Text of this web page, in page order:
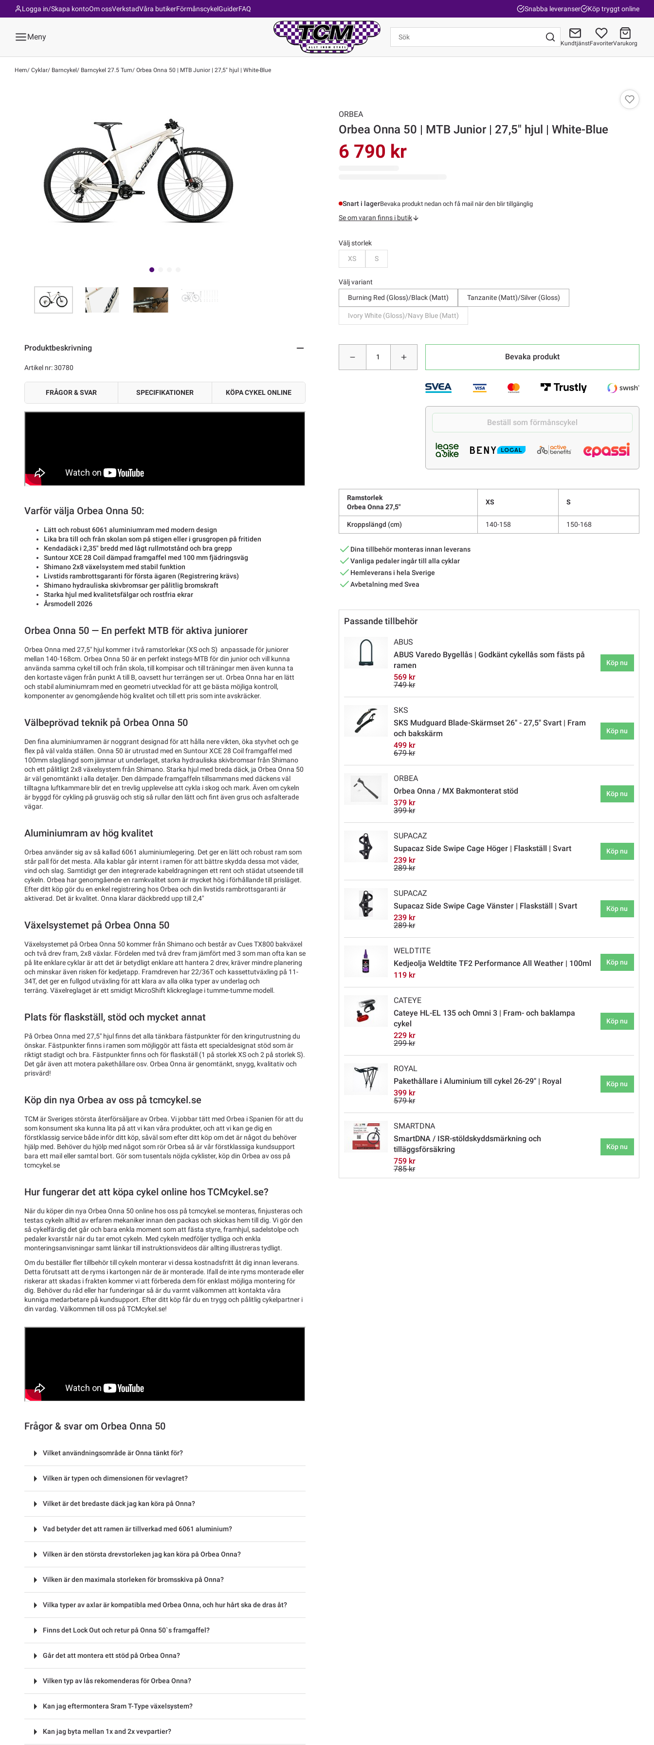
Om ossVerkstadVåra butikerFörmånscykelGuiderFAQ
Logga in/Skapa konto Snabba leveranser Köp tryggt online
Meny
KundtjänstFavoriterVarukorg
Hem Cyklar Barncykel Barncykel 27.5 Tum Orbea Onna 50 | MTB Junior | 27,5" hjul | White-Blue
Produktbeskrivning
Artikel nr: 30780
FRÅGOR & SVAR SPECIFIKATIONER KÖPA CYKEL ONLINE
Varför välja Orbea Onna 50:
Lätt och robust 6061 aluminiumram med modern design
Lika bra till och från skolan som på stigen eller i grusgropen på fritiden
Kendadäck i 2,35" bredd med lågt rullmotstånd och bra grepp
Suntour XCE 28 Coil dämpad framgaffel med 100 mm fjädringsväg
Shimano 2x8 växelsystem med stabil funktion
Livstids rambrottsgaranti för första ägaren (Registrering krävs)
Shimano hydrauliska skivbromsar ger pålitlig bromskraft
Starka hjul med kvalitetsfälgar och rostfria ekrar
Årsmodell 2026
Orbea Onna 50 — En perfekt MTB för aktiva juniorer
Orbea Onna med 27,5" hjul kommer i två ramstorlekar (XS och S) anpassade för juniorer
mellan 140-168cm. Orbea Onna 50 är en perfekt instegs-MTB för din junior och vill kunna
använda samma cykel till och från skola, till kompisar och till träningar men även kunna ta
den kortaste vägen från punkt A till B, oavsett hur terrängen ser ut. Orbea Onna har en lätt
och stabil aluminiumram med en geometri utvecklad för att ge bästa möjliga kontroll,
komponenter av genomgående hög kvalitet och till ett pris som inte avskräcker.
Välbeprövad teknik på Orbea Onna 50
Den fina aluminiumramen är noggrant designad för att hålla nere vikten, öka styvhet och ge
flex på väl valda ställen. Onna 50 är utrustad med en Suntour XCE 28 Coil framgaffel med
100mm slaglängd som jämnar ut underlaget, starka hydrauliska skivbromsar från Shimano
och ett pålitligt 2x8 växelsystem från Shimano. Starka hjul med breda däck, ja Orbea Onna 50
är väl genomtänkt i alla detaljer. Den dämpade framgaffeln tillsammans med däckens väl
tilltagna luftkammare blir det en trevlig upplevelse att cykla i skog och mark. Även om cykeln
är byggd för cykling på grusväg och stig så rullar den lätt och fint även grus och asfalterade
vägar.
Aluminiumram av hög kvalitet
Orbea använder sig av så kallad 6061 aluminiumlegering. Det ger en lätt och robust ram som
står pall för det mesta. Alla kablar går internt i ramen för att bättre skydda dessa mot väder,
vind och slag. Samtidigt ger den integrerade kabeldragningen ett rent och städat utseende till
cykeln. Orbea har genomgående en ramkvalitet som är mycket hög i förhållande till prisläget.
Efter ditt köp gör du en enkel registrering hos Orbea och din livstids rambrottsgaranti är
aktiverad. Det är kvalitet. Onna klarar däckbredd upp till 2,4"
Växelsystemet på Orbea Onna 50
Växelsystemet på Orbea Onna 50 kommer från Shimano och består av Cues TX800 bakväxel
och två drev fram, 2x8 växlar. Fördelen med två drev fram jämfört med 3 som man ofta kan se
på lite enklare cyklar är att det är betydligt enklare att hantera 2 drev, kräver mindre planering
och minskar även risken för kedjetapp. Framdreven har 22/36T och kassettutväxling på 11-
34T, det ger en fullgod utväxling för att klara av alla olika typer av underlag och
terräng. Växelreglaget är ett smidigt MicroShift klickreglage i tumme-tumme modell.
Plats för flaskställ, stöd och mycket annat
På Orbea Onna med 27,5" hjul finns det alla tänkbara fästpunkter för den kringutrustning du
önskar. Fästpunkter finns i ramen som möjliggör att fästa ett specialdesignat stöd som är
riktigt stadigt och bra. Fästpunkter finns och för flaskställ (1 på storlek XS och 2 på storlek S).
Det går även att motera pakethållare osv. Orbea Onna är genomtänkt, snygg, kvalitativ och
prisvärd!
Köp din nya Orbea av oss på tcmcykel.se
TCM är Sveriges största återförsäljare av Orbea. Vi jobbar tätt med Orbea i Spanien för att du
som konsument ska kunna lita på att vi kan våra produkter, och att vi kan ge dig en
förstklassig service både inför ditt köp, såväl som efter ditt köp om det är något du behöver
hjälp med. Behöver du hjölp med något som rör Orbea så är vår förstklassiga kundsupport
bara ett mail eller samtal bort. Gör som tusentals nöjda cyklister, köp din Orbea av oss på
tcmcykel.se
Hur fungerar det att köpa cykel online hos TCMcykel.se?
När du köper din nya Orbea Onna 50 online hos oss på tcmcykel.se monteras, finjusteras och
testas cykeln alltid av erfaren mekaniker innan den packas och skickas hem till dig. Vi gör den
så cykelfärdig det går och bara enkla moment som att fästa styre, framhjul, sadelstolpe och
pedaler kvarstår när du tar emot cykeln. Med cykeln medföljer tydliga och enkla
monteringsanvisningar samt länkar till instruktionsvideos där allting illustreras tydligt.
Om du beställer fler tillbehör till cykeln monterar vi dessa kostnadsfritt åt dig innan leverans.
Detta förutsatt att de ryms i kartongen när de är monterade. Ifall de inte ryms monterade eller
riskerar att skadas i frakten kommer vi att förbereda dem för enklast möjliga montering för
dig. Behöver du råd eller har funderingar så är du varmt välkommen att kontakta våra
kunniga medarbetare på kundsupport. Efter ditt köp får du en trygg och pålitlig cykelpartner i
din vardag. Välkommen till oss på TCMcykel.se!
Frågor & svar om Orbea Onna 50
Vilket användningsområde är Onna tänkt för?
Vilken är typen och dimensionen för vevlagret?
Vilket är det bredaste däck jag kan köra på Onna?
Vad betyder det att ramen är tillverkad med 6061 aluminium?
Vilken är den största drevstorleken jag kan köra på Orbea Onna?
Vilken är den maximala storleken för bromsskiva på Onna?
Vilka typer av axlar är kompatibla med Orbea Onna, och hur hårt ska de dras åt?
Finns det Lock Out och retur på Onna 50`s framgaffel?
Går det att montera ett stöd på Orbea Onna?
Vilken typ av lås rekomenderas för Orbea Onna?
Kan jag eftermontera Sram T-Type växelsystem?
Kan jag byta mellan 1x and 2x vevpartier?
ORBEA
Orbea Onna 50 | MTB Junior | 27,5" hjul | White-Blue
6 790 kr
Snart i lagerBevaka produkt nedan och få mail när den blir tillgänglig
Se om varan finns i butik
Välj storlek
XS
S
Välj variant
Burning Red (Gloss)/Black (Matt)
Tanzanite (Matt)/Silver (Gloss)
Ivory White (Gloss)/Navy Blue (Matt)
Bevaka produkt
Beställ som förmånscykel
Ramstorlek
Orbea Onna 27,5"
XS S
Kroppslängd (cm) 140-158 150-168
Dina tillbehör monteras innan leverans
Vanliga pedaler ingår till alla cyklar
Hemleverans i hela Sverige
Avbetalning med Svea
Passande tillbehör
ABUS
ABUS Varedo Bygellås | Godkänt cykellås som fästs på
ramen
569 kr
749 kr
Köp nu
SKS
SKS Mudguard Blade-Skärmset 26" - 27,5" Svart | Fram
och bakskärm
499 kr
679 kr
Köp nu
ORBEA
Orbea Onna / MX Bakmonterat stöd
379 kr
399 kr
Köp nu
SUPACAZ
Supacaz Side Swipe Cage Höger | Flaskställ | Svart
239 kr
289 kr
Köp nu
SUPACAZ
Supacaz Side Swipe Cage Vänster | Flaskställ | Svart
239 kr
289 kr
Köp nu
WELDTITE
Kedjeolja Weldtite TF2 Performance All Weather | 100ml
119 kr
Köp nu
CATEYE
Cateye HL-EL 135 och Omni 3 | Fram- och baklampa
cykel
229 kr
299 kr
Köp nu
ROYAL
Pakethållare i Aluminium till cykel 26-29" | Royal
399 kr
579 kr
Köp nu
SMARTDNA
SmartDNA / ISR-stöldskyddsmärkning och
tilläggsförsäkring
759 kr
785 kr
Köp nu